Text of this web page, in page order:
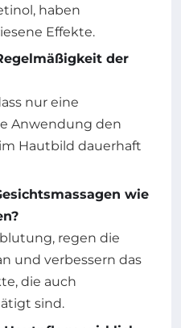
haben
Effekte.
der
nur eine
Anwendung den
Hautbild dauerhaft
wie
regen die
und verbessern das
die auch
sind.